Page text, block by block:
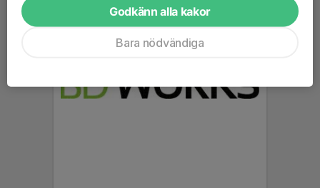
Godkänn alla kakor
Bara nödvändiga